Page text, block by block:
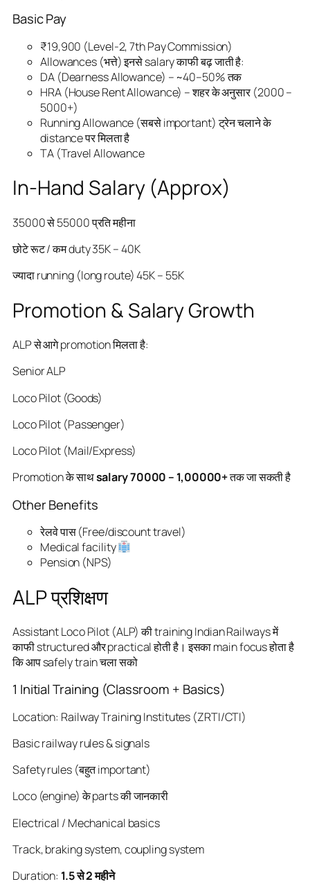
Basic Pay
₹19,900 (Level-2, 7th Pay Commission)
Allowances (भत्ते) इनसे salary काफी बढ़ जाती है:
DA (Dearness Allowance) – ~40–50% तक
HRA (House Rent Allowance) – शहर के अनुसार (2000 –
5000+)
Running Allowance (सबसे important) ट्रेन चलाने के
distance पर मिलता है
TA (Travel Allowance
In-Hand Salary (Approx)
35000 से 55000 प्रति महीना
छोटे रूट / कम duty 35K – 40K
ज्यादा running (long route) 45K – 55K
Promotion & Salary Growth
ALP से आगे promotion मिलता है:
Senior ALP
Loco Pilot (Goods)
Loco Pilot (Passenger)
Loco Pilot (Mail/Express)
Promotion के साथsalary 70000 – 1,00000+तक जा सकती है
Other Benefits
रेलवे पास (Free/discount travel)
Medical facility
Pension (NPS)
ALP प्रशिक्षण
Assistant Loco Pilot (ALP) की training Indian Railways में
काफी structured और practical होती है। इसका main focus होता है
कि आप safely train चला सको
1 Initial Training (Classroom + Basics)
Location: Railway Training Institutes (ZRTI/CTI)
Basic railway rules & signals
Safety rules (बहुत important)
Loco (engine) के parts की जानकारी
Electrical / Mechanical basics
Track, braking system, coupling system
Duration: 1.5 से 2 महीने